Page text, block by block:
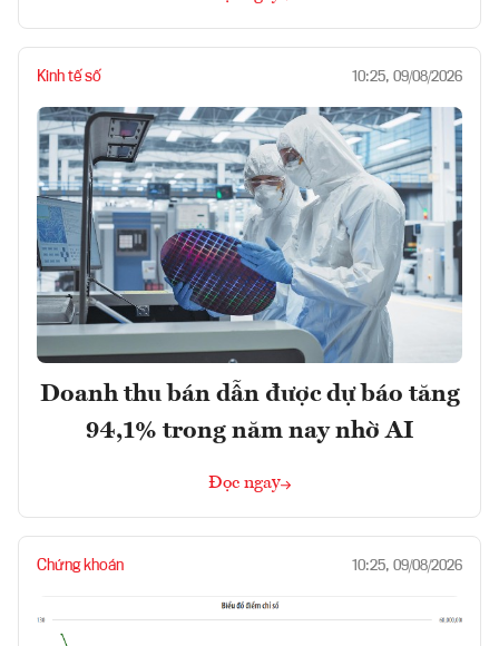
Kinh tế số 10:25, 09/08/2026
Doanh thu bán dẫn được dự báo tăng
94,1% trong năm nay nhờ AI
Đọc ngay
Chứng khoán 10:25, 09/08/2026